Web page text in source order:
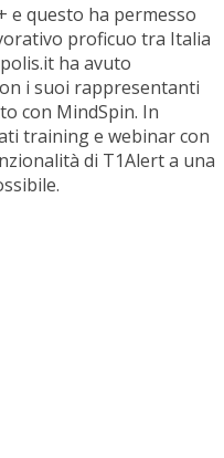
e questo ha permesso
proficuo tra Italia
ha avuto
i suoi rappresentanti
con MindSpin. In
training e webinar con
di T1Alert a una